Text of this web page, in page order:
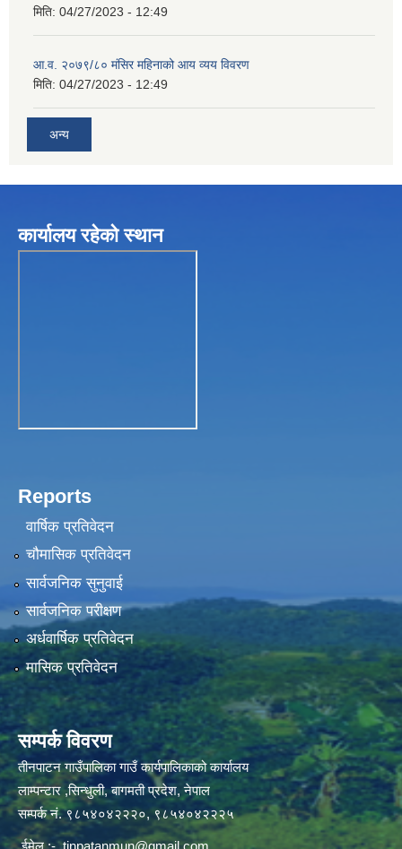
मिति: 04/27/2023 - 12:49
आ.व. २०७९/८० मंसिर महिनाको आय व्यय विवरण
मिति: 04/27/2023 - 12:49
अन्य
कार्यालय रहेकाे स्थान
Reports
वार्षिक प्रतिवेदन
चौमासिक प्रतिवेदन
सार्वजनिक सुनुवाई
सार्वजनिक परीक्षण
अर्धवार्षिक प्रतिवेदन
मासिक प्रतिवेदन
सम्पर्क विवरण
तीनपाटन गाउँपालिका गाउँ कार्यपालिकाको कार्यालय
लाम्पन्टार ,सिन्धुली, बागमती प्रदेश, नेपाल
सम्पर्क नं. ९८५४०४२२२०, ९८५४०४२२२५
ईमेल :-tinpatanmun@gmail.com